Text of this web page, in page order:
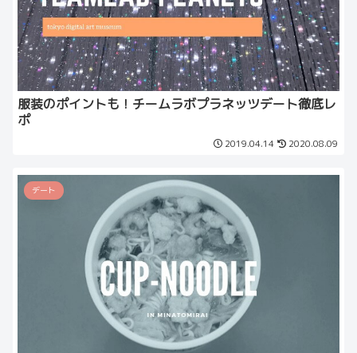
服装のポイントも！チームラボプラネッツデート徹底レ
ポ
2019.04.14 2020.08.09
デート